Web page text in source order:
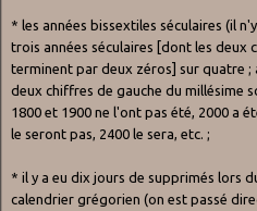
* les années bissextiles séculaires (il
trois années séculaires [dont les deux
terminent par deux zéros] sur quatre ;
deux chiffres de gauche du millésime
1800 et 1900 ne l'ont pas été, 2000 a
le seront pas, 2400 le sera, etc. ;
* il y a eu dix jours de supprimés lors
calendrier grégorien (on est passé